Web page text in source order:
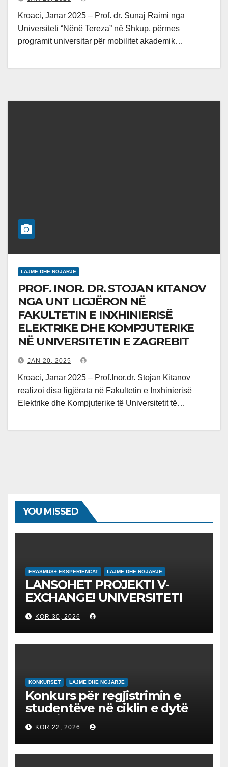
Kroaci, Janar 2025 – Prof. dr. Sunaj Raimi nga
Universiteti “Nënë Tereza” në Shkup, përmes
programit universitar për mobilitet akademik…
LAJME DHE NGJARJE
PROF. INOR. DR. STOJAN KITANOV
NGA UNT LIGJËRON NË
FAKULTETIN E INXHINIERISË
ELEKTRIKE DHE KOMPJUTERIKE
NË UNIVERSITETIN E ZAGREBIT
JAN 20, 2025
Kroaci, Janar 2025 – Prof.Inor.dr. Stojan Kitanov
realizoi disa ligjërata në Fakultetin e Inxhinierisë
Elektrike dhe Kompjuterike të Universitetit të…
YOU MISSED
ERASMUS+ EKSPERIENCAT LAJME DHE NGJARJE
LANSOHET PROJEKTI V-
EXCHANGE! UNIVERSITETI
“NËNË TEREZA” NË SHKUP
UDHËHEQ NISMËN
NDËRKOMBËTARE PËR
EDUKIMIN DIGJITAL DHE
KOR 30, 2026
KONKURSET LAJME DHE NGJARJE
Konkurs për regjistrimin e
studentëve në ciklin e dytë
2026/2027 – Конкурс за
запишување на студенти
на втор циклус студии за
2026/2027
KOR 22, 2026